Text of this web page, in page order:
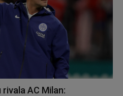
AC Milan: